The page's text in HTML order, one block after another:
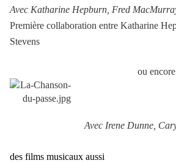
Avec Katharine Hepburn, Fred
Première collaboration entre Katharine
Stevens
ou encore
Avec Irene Dunne,
des films musicaux aussi